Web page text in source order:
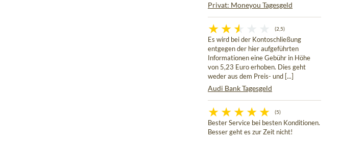
Privat: Moneyou Tagesgeld
(2,5)
Es wird bei der Kontoschließung
entgegen der hier aufgeführten
Informationen eine Gebühr in Höhe
von 5,23 Euro erhoben. Dies geht
weder aus dem Preis- und [...]
Audi Bank Tagesgeld
(5)
Bester Service bei besten Konditionen.
Besser geht es zur Zeit nicht!